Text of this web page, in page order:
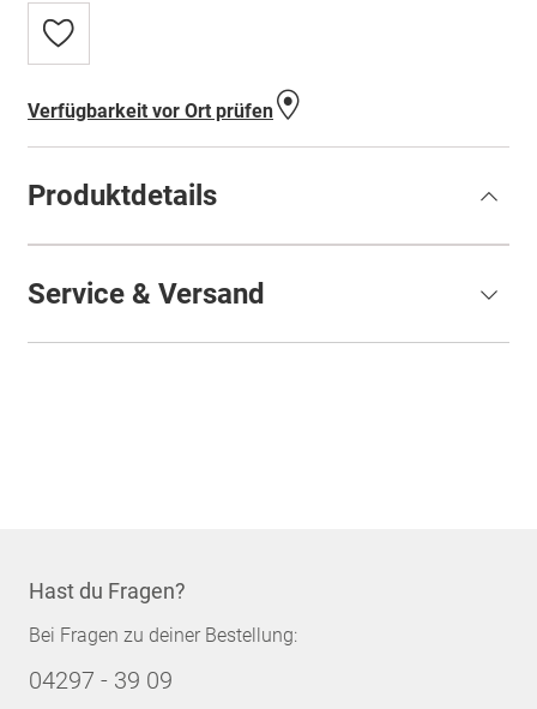
Zur
Wunschliste
Verfügbarkeit vor Ort prüfen
Produktdetails
Service & Versand
Hast du Fragen?
Bei Fragen zu deiner Bestellung:
04297 - 39 09